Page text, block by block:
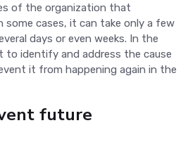
of the organization that
some cases, it can take only a few
days or even weeks. In the
to identify and address the cause
it from happening again in the
future